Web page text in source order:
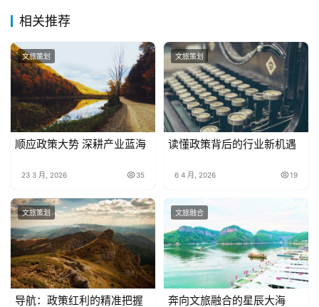
相关推荐
文旅策划
顺应政策大势 深耕产业蓝海
23 3 月, 2026 35
文旅策划
读懂政策背后的行业新机遇
6 4 月, 2026 19
文旅策划
导航：政策红利的精准把握
文旅融合
奔向文旅融合的星辰大海